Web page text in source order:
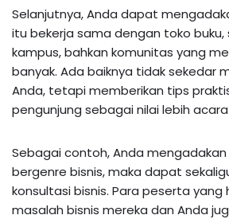
Selanjutnya, Anda dapat
itu bekerja sama dengan toko buku,
kampus, bahkan komunitas yang
banyak. Ada baiknya tidak sekedar
Anda, tetapi memberikan tips
pengunjung sebagai nilai lebih
Sebagai contoh, Anda
bergenre bisnis, maka dapat
konsultasi bisnis. Para peserta
masalah bisnis mereka dan Anda